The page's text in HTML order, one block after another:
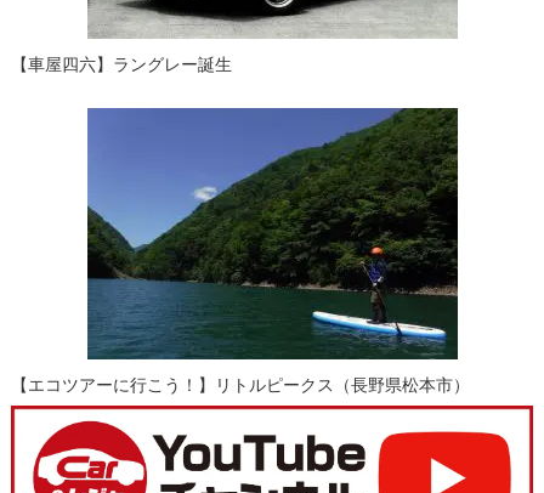
【車屋四六】ラングレー誕生
【エコツアーに行こう！】リトルピークス（長野県松本市）